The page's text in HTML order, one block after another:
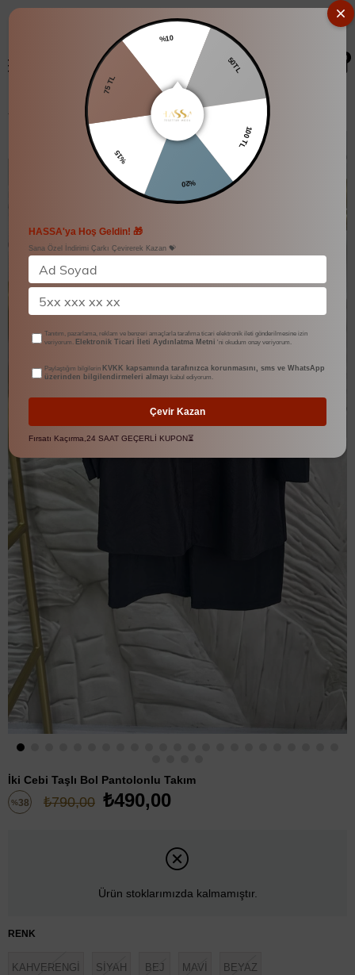
0
İki Cebi Taşlı Bol Pantolonlu Takım
İki Cebi Taşlı Bol Pantolonlu Takım
%38 ₺790,00 ₺490,00
Ürün stoklarımızda kalmamıştır.
RENK
KAHVERENGİ SİYAH BEJ MAVİ BEYAZ
%10
50TL
100 TL
%20
%15
75 TL
HASSA'ya Hoş Geldin! 🎁
Sana Özel İndirimi Çarkı Çevirerek Kazan 💝
Tanıtım, pazarlama, reklam ve benzeri amaçlarla tarafıma ticari elektronik ileti gönderilmesine izin
veriyorum. Elektronik Ticari İleti Aydınlatma Metni 'ni okudum onay veriyorum.
Paylaştığım bilgilerin KVKK kapsamında tarafınızca korunmasını, sms ve WhatsApp
üzerinden bilgilendirmeleri almayı kabul ediyorum.
Çevir Kazan
Fırsatı Kaçırma,24 SAAT GEÇERLİ KUPON⏳